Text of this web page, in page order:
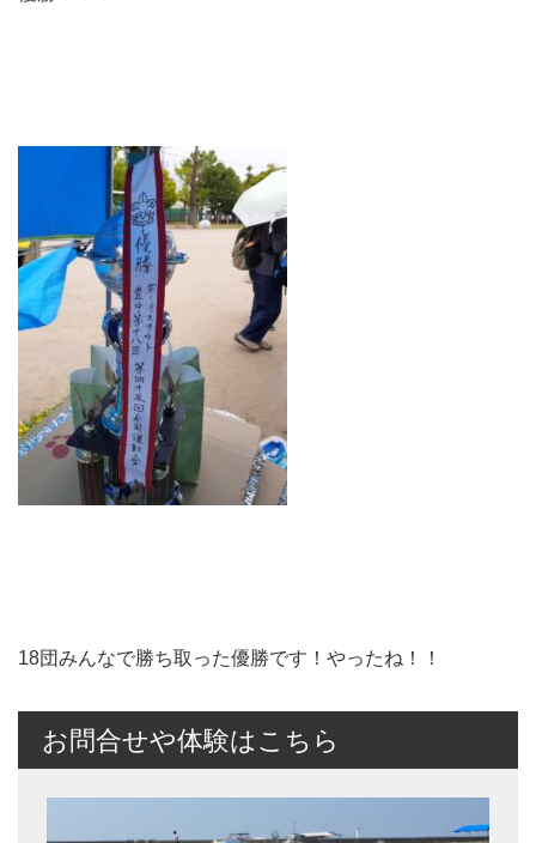
18団みんなで勝ち取った優勝です！やったね！！
お問合せや体験はこちら